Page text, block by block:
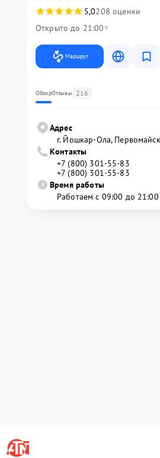
5,0208 оценки
Открыто до 21:00
Маршрут
ОбзорОтзывы 216
Адрес
г. Йошкар-Ола,
Контакты
+7 (800) 301-55-83
+7 (800) 301-55-83
Время работы
Работаем с 09:00 до 21:00